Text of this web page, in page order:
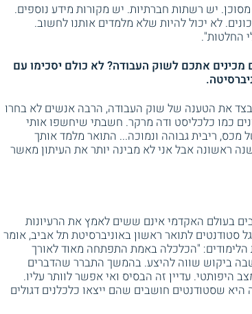
יש רשתות חברתיות. יש מקורות מידע נוספים.
לא יכול להיות שלא מלמדים אותנו לחשוב.
החלטות".
אתכם לשוק העבודה? לא כולם יסכימו עם
את הטענה של שוק העבודה, הרבה אנשים לא בחרו
כמו כלכליסט ודה מרקר. חשבתי שיחשפו אותי
ריבית גבוהה ונמוכה... התואר מלמד אותך
ראשונה אבל אני לא מבינה יותר את העיתון מאשר
בעולם האקדמי אינם ששים לאמץ את הרעיונות
סטודנטים לתואר ראשון באוניברסיטת תל אביב, אומר
"הכלכלה באמת התפתחה מאוד לאורך
ביקוש שווה להיצע. בהמשך התברר שהדברים
עדיין זה הבסיס ואי אפשר לוותר עליו.
היא שסטודנטים חושבים שהם ייצאו כלכלנים דגולים